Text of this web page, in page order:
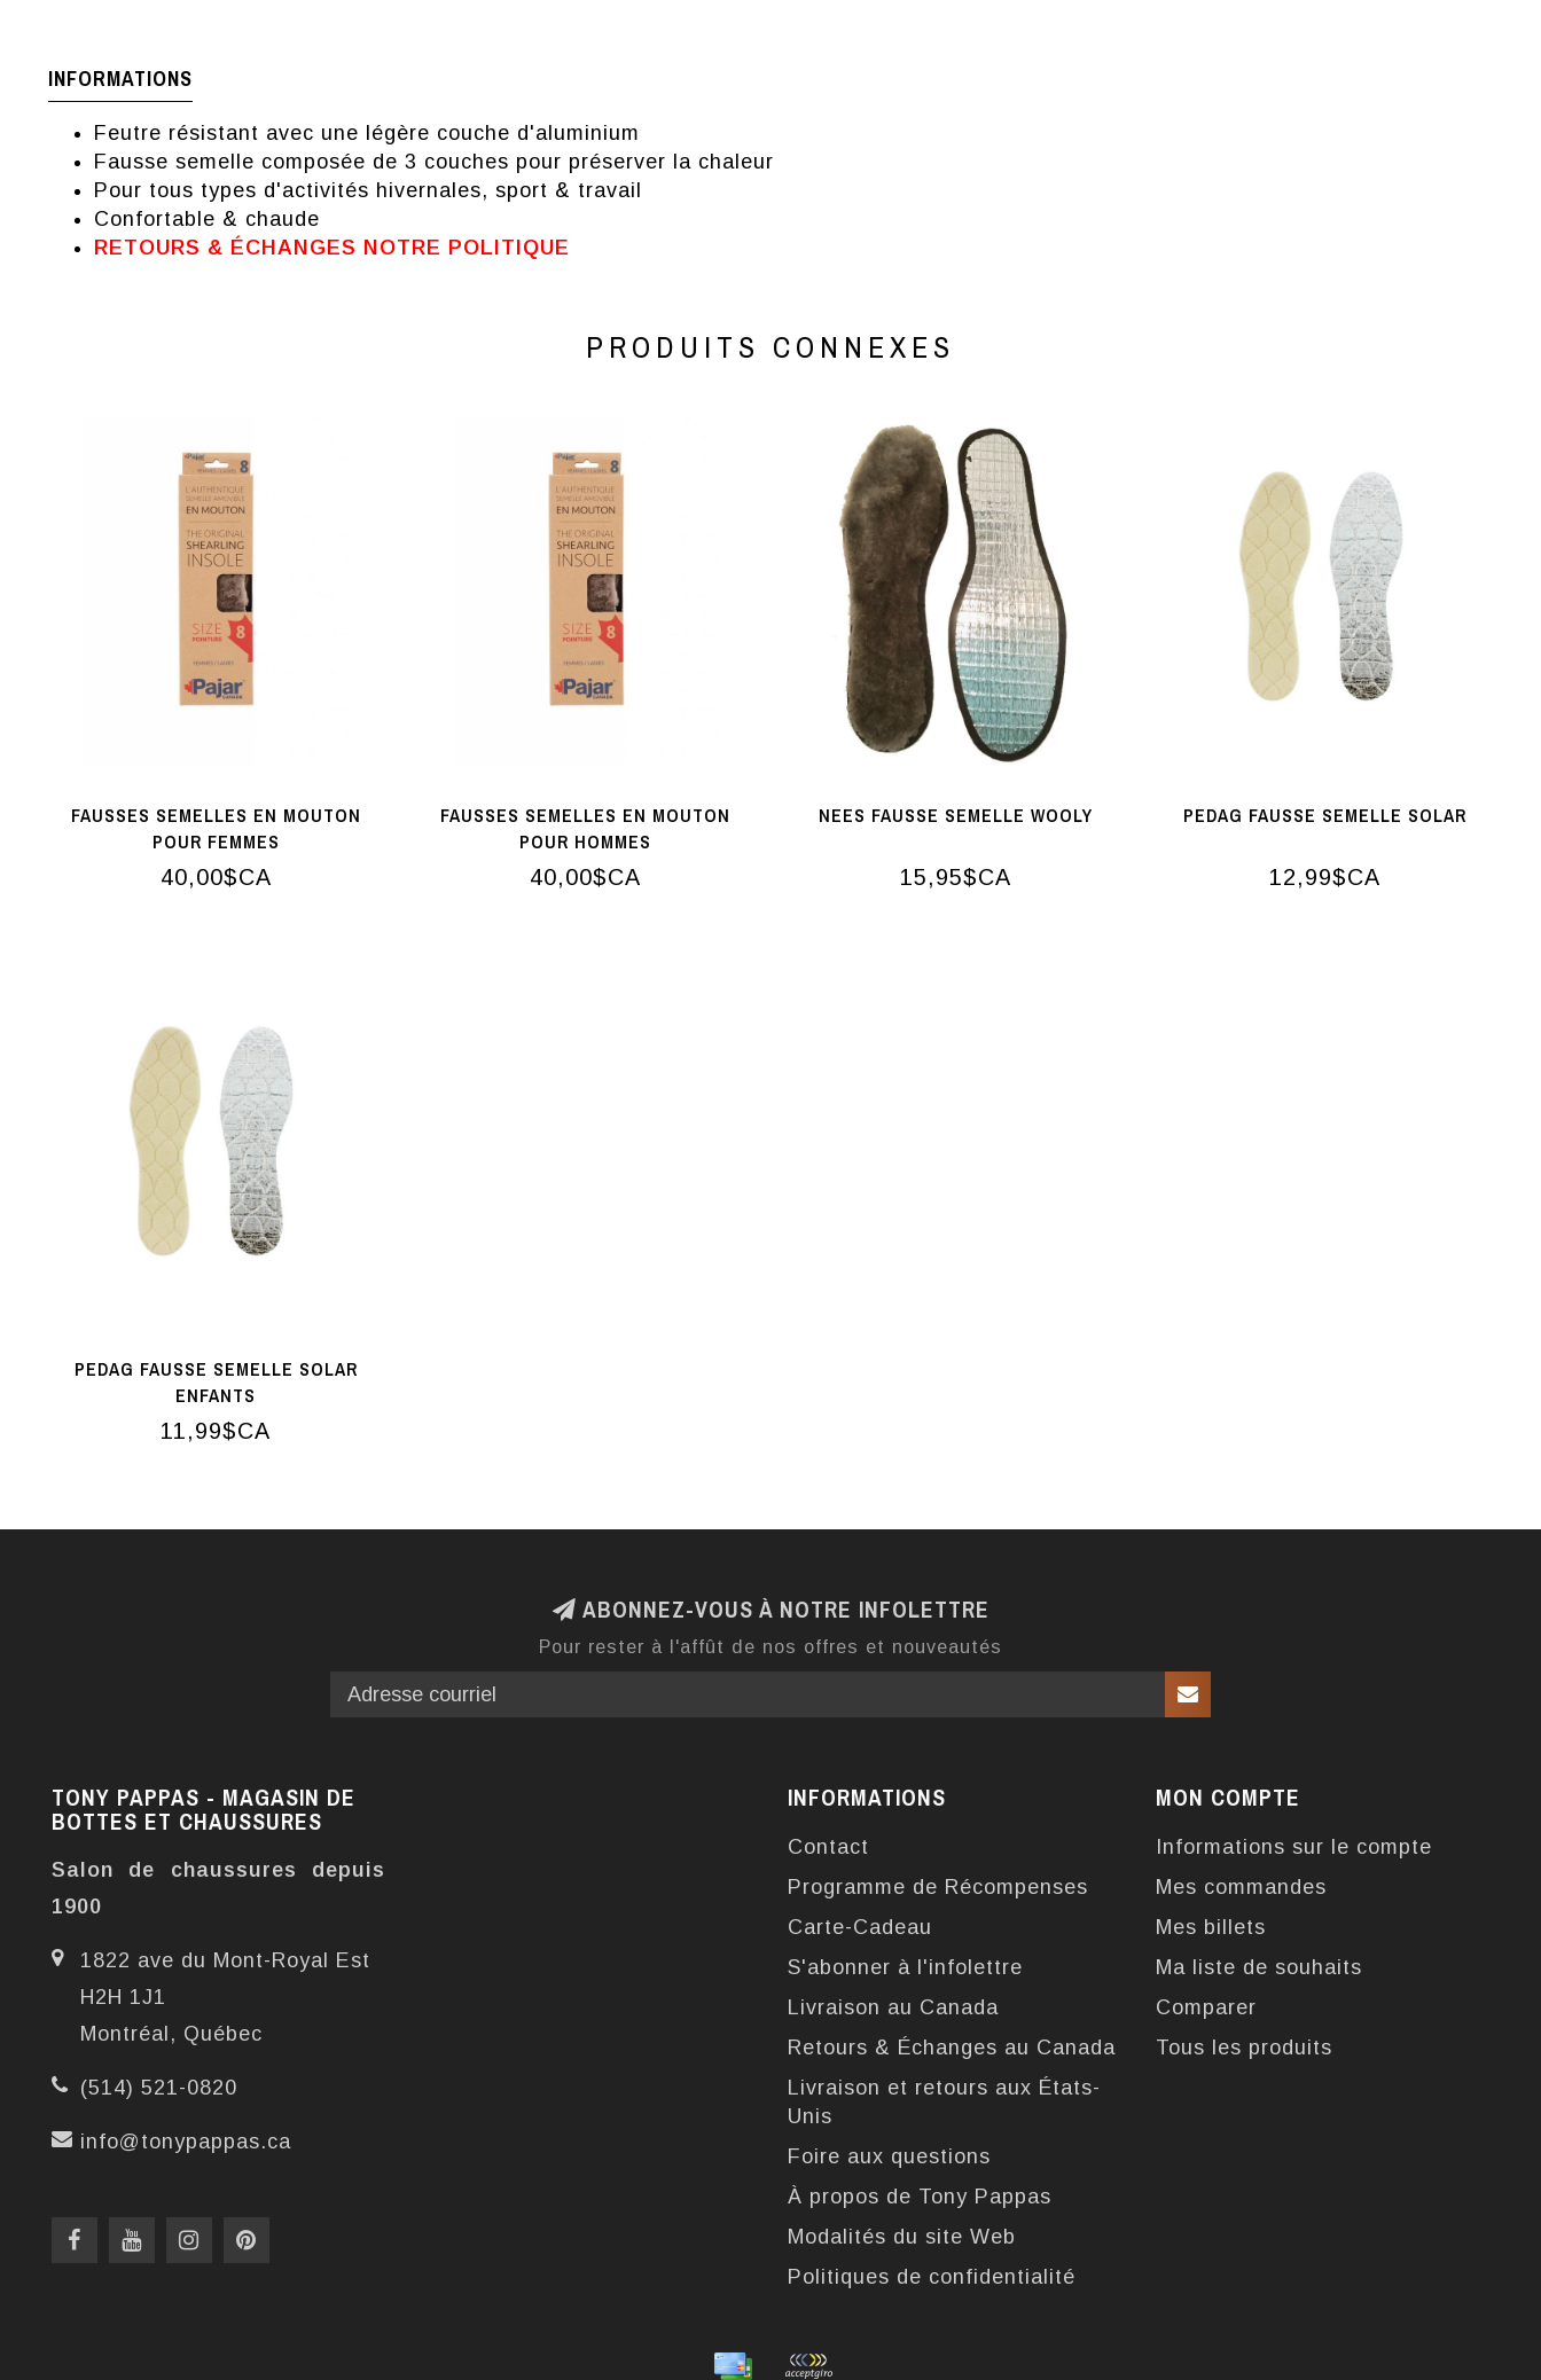
INFORMATIONS
Feutre résistant avec une légère couche d'aluminium
Fausse semelle composée de 3 couches pour préserver la chaleur
Pour tous types d'activités hivernales, sport & travail
Confortable & chaude
RETOURS & ÉCHANGES NOTRE POLITIQUE
PRODUITS CONNEXES
FAUSSES SEMELLES EN MOUTON
POUR FEMMES
40,00$CA
FAUSSES SEMELLES EN MOUTON
POUR HOMMES
40,00$CA
NEES FAUSSE SEMELLE WOOLY
15,95$CA
PEDAG FAUSSE SEMELLE SOLAR
12,99$CA
PEDAG FAUSSE SEMELLE SOLAR
ENFANTS
11,99$CA
ABONNEZ-VOUS À NOTRE INFOLETTRE
Pour rester à l'affût de nos offres et nouveautés
TONY PAPPAS - MAGASIN DE
BOTTES ET CHAUSSURES
Salon de chaussures depuis
1900
1822 ave du Mont-Royal Est
H2H 1J1
Montréal, Québec
(514) 521-0820
info@tonypappas.ca
INFORMATIONS
Contact
Programme de Récompenses
Carte-Cadeau
S'abonner à l'infolettre
Livraison au Canada
Retours & Échanges au Canada
Livraison et retours aux États-
Unis
Foire aux questions
À propos de Tony Pappas
Modalités du site Web
Politiques de confidentialité
MON COMPTE
Informations sur le compte
Mes commandes
Mes billets
Ma liste de souhaits
Comparer
Tous les produits